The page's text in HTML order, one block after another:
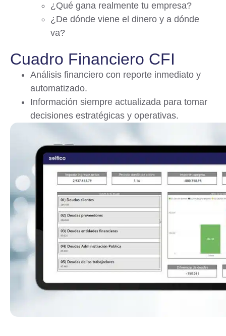
¿Qué gana realmente tu empresa?
¿De dónde viene el dinero y a dónde
va?
Cuadro Financiero CFI
Análisis financiero con reporte inmediato y
automatizado.
Información siempre actualizada para tomar
decisiones estratégicas y operativas.